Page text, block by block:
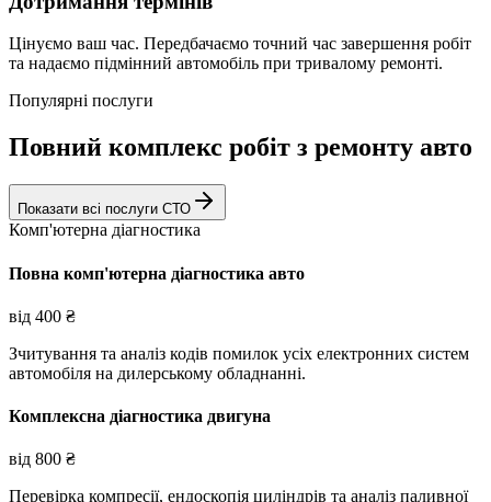
Цінуємо ваш час. Передбачаємо точний час завершення робіт
та надаємо підмінний автомобіль при тривалому ремонті.
Популярні послуги
Повний комплекс робіт з ремонту авто
Показати всі послуги СТО
Комп'ютерна діагностика
Повна комп'ютерна діагностика авто
від 400 ₴
Зчитування та аналіз кодів помилок усіх електронних систем
автомобіля на дилерському обладнанні.
Комплексна діагностика двигуна
від 800 ₴
Перевірка компресії, ендоскопія циліндрів та аналіз паливної